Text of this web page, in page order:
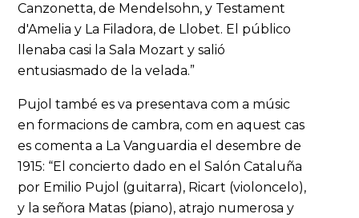
Canzonetta, de Mendelsohn, y Testament
d'Amelia y La Filadora, de Llobet. El público
llenaba casi la Sala Mozart y salió
entusiasmado de la velada.”
Pujol també es va presentava com a músic
en formacions de cambra, com en aquest cas
es comenta a La Vanguardia el desembre de
1915: “El concierto dado en el Salón Cataluña
por Emilio Pujol (guitarra), Ricart (violoncelo),
y la señora Matas (piano), atrajo numerosa y